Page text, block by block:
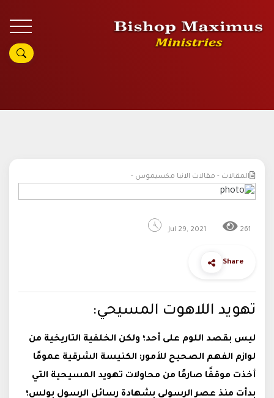
المقالات - مقالات الانبا مكسيموس -
Jul 29, 2021 261
Share
تهويد اللاهوت المسيحي:
ليس بقصد اللوم على أحد؛ ولكن الخلفية التاريخية من
لوازم الفهم الصحيح للأمور: الكنيسة الشرقية عمومًا
أخذت موقفًا صارمًا من محاولات تهويد المسيحية التي
بدأت منذ عصر الرسولي بشهادة رسائل الرسول بولس؛